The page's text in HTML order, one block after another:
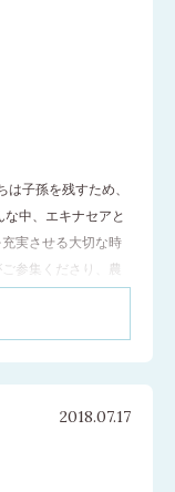
子孫を残すため、
中、エキナセアと
実させる大切な時
参集くださり、農
花を一つずつ刈り
2018.07.17